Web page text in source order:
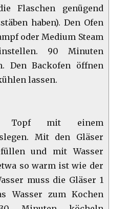
Flaschen genügend
haben). Den Ofen
oder Medium Steam
90 Minuten
Den Backofen öffnen
lassen.
Topf mit einem
Mit den Gläser
und mit Wasser
so warm ist wie der
muss die Gläser 1
Wasser zum Kochen